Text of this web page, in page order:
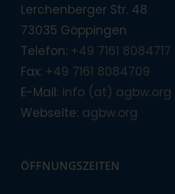
Lerchenberger Str. 48
73035 Göppingen
Telefon: +49 7161 8084717
Fax: +49 7161 8084709
E-Mail: info (at) agbw.org
Webseite: agbw.org
ÖFFNUNGSZEITEN